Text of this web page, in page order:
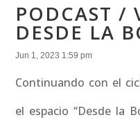
PODCAST /
DESDE LA
Jun 1, 2023 1:59 pm
Continuando con el
el espacio “Desde la